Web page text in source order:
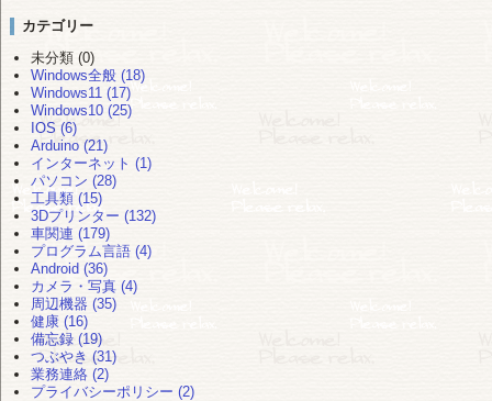
カテゴリー
未分類 (0)
Windows全般 (18)
Windows11 (17)
Windows10 (25)
IOS (6)
Arduino (21)
インターネット (1)
パソコン (28)
工具類 (15)
3Dプリンター (132)
車関連 (179)
プログラム言語 (4)
Android (36)
カメラ・写真 (4)
周辺機器 (35)
健康 (16)
備忘録 (19)
つぶやき (31)
業務連絡 (2)
プライバシーポリシー (2)